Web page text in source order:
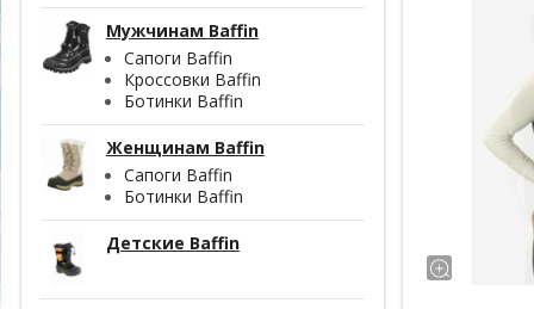
Мужчинам Baffin
Сапоги Baffin
Кроссовки Baffin
Ботинки Baffin
Женщинам Baffin
Сапоги Baffin
Ботинки Baffin
Детские Baffin